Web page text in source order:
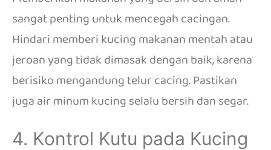
sangat penting untuk mencegah cacingan.
Hindari memberi kucing makanan mentah atau
jeroan yang tidak dimasak dengan baik, karena
berisiko mengandung telur cacing.Pastikan
juga air minum kucing selalu bersih dan segar.
4. Kontrol Kutu pada Kucing